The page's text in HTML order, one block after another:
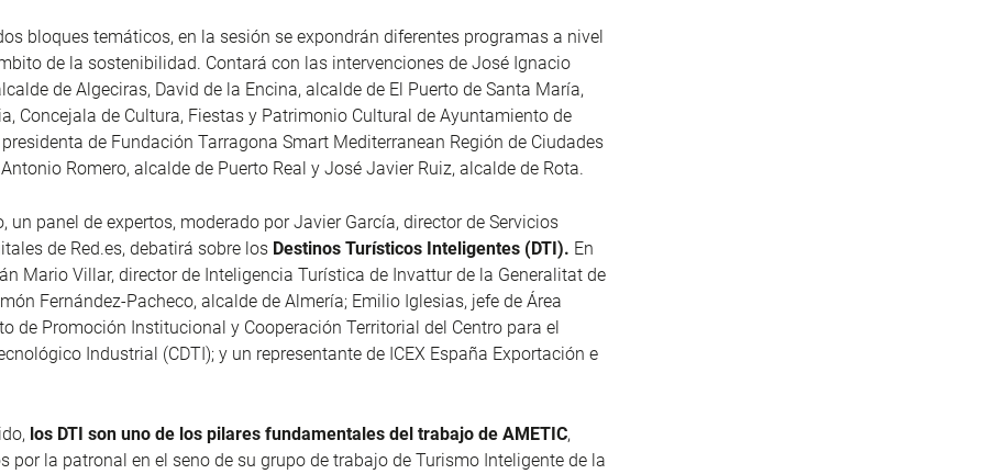
bloques temáticos, en la sesión se expondrán diferentes programas a nivel
de la sostenibilidad. Contará con las intervenciones de José Ignacio
de Algeciras, David de la Encina, alcalde de El Puerto de Santa María,
Concejala de Cultura, Fiestas y Patrimonio Cultural de Ayuntamiento de
de Fundación Tarragona Smart Mediterranean Región de Ciudades
Romero, alcalde de Puerto Real y José Javier Ruiz, alcalde de Rota.
un panel de expertos, moderado por Javier García, director de Servicios
de Red.es, debatirá sobre los Destinos Turísticos Inteligentes (DTI). En
Mario Villar, director de Inteligencia Turística de Invattur de la Generalitat de
Fernández-Pacheco, alcalde de Almería; Emilio Iglesias, jefe de Área
de Promoción Institucional y Cooperación Territorial del Centro para el
Industrial (CDTI); y un representante de ICEX España Exportación e
los DTI son uno de los pilares fundamentales del trabajo de AMETIC,
por la patronal en el seno de su grupo de trabajo de Turismo Inteligente de la